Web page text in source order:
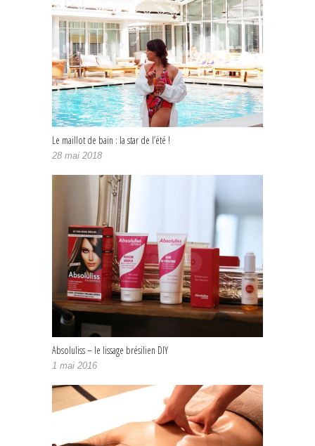
Le maillot de bain : la star de l’été !
28 mai 2018
Absoluliss – le lissage brésilien DIY
1 mai 2016